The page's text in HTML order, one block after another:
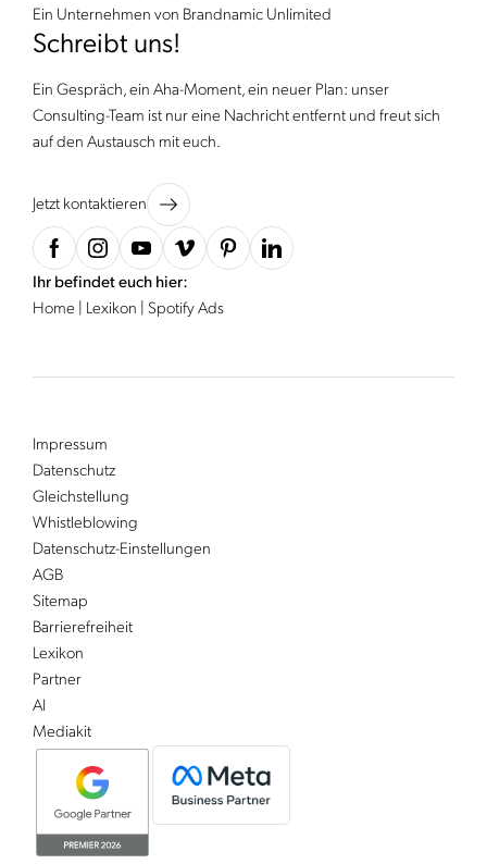
Ein Unternehmen von Brandnamic Unlimited
Schreibt uns!
Ein Gespräch, ein Aha-Moment, ein neuer Plan: unser
Consulting-Team ist nur eine Nachricht entfernt und freut sich
auf den Austausch mit euch.
Jetzt kontaktieren
Ihr befindet euch hier:
Home
Lexikon Spotify Ads
Impressum
Datenschutz
Gleichstellung
Whistleblowing
Datenschutz-Einstellungen
AGB
Sitemap
Barrierefreiheit
Lexikon
Partner
AI
Mediakit